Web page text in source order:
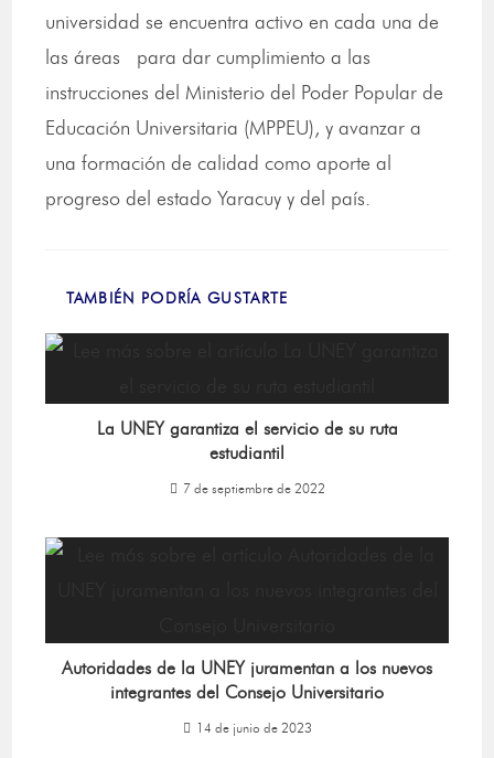
universidad se encuentra activo en cada una de
las áreas para dar cumplimiento a las
instrucciones del Ministerio del Poder Popular de
Educación Universitaria (MPPEU), y avanzar a
una formación de calidad como aporte al
progreso del estado Yaracuy y del país.
TAMBIÉN PODRÍA GUSTARTE
La UNEY garantiza el servicio de su ruta
estudiantil
7 de septiembre de 2022
Autoridades de la UNEY juramentan a los nuevos
integrantes del Consejo Universitario
14 de junio de 2023